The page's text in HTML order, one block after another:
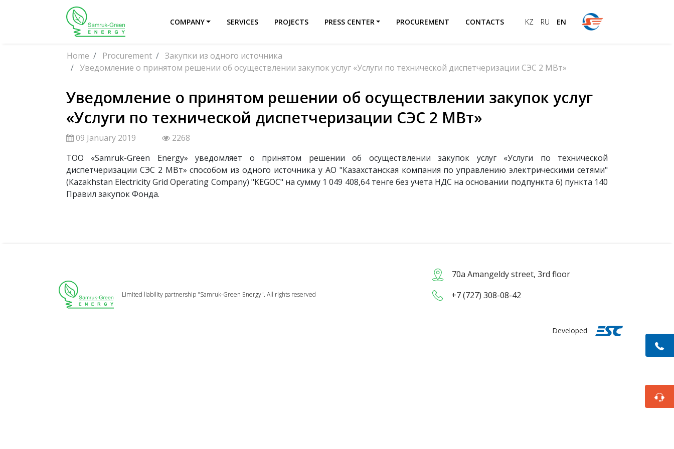
COMPANY SERVICES PROJECTS PRESS CENTER PROCUREMENT CONTACTS KZ RU EN
Home Procurement
Закупки из одного источника
Уведомление о принятом решении об осуществлении закупок услуг «Услуги по технической диспетчеризации СЭС 2 МВт»
Уведомление о принятом решении об осуществлении закупок услуг
«Услуги по технической диспетчеризации СЭС 2 МВт»
09 January 2019
2268
ТОО «Samruk-Green Energy» уведомляет о принятом решении об осуществлении закупок услуг «Услуги по технической
диспетчеризации СЭС 2 МВт» способом из одного источника у АО "Казахстанская компания по управлению электрическими сетями"
(Кazakhstan Electricity Grid Operating Company) "KEGOC" на сумму 1 049 408,64 тенге без учета НДС на основании подпункта 6) пункта 140
Правил закупок Фонда.
Limited liability partnership "Samruk-Green Energy". All rights reserved
70а Amangeldy street, 3rd floor
+7 (727) 308-08-42
Developed